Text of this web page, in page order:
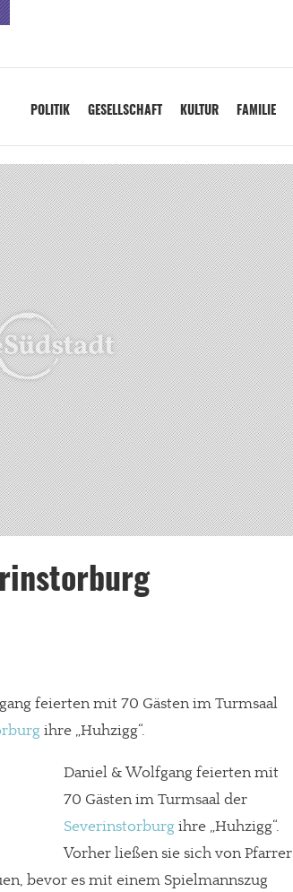
POLITIK GESELLSCHAFT KULTUR FAMILIE
feierten mit 70 Gästen im Turmsaal
ihre „Huhzigg“.
Daniel & Wolfgang feierten mit
70 Gästen im Turmsaal der
Severinstorburg ihre „Huhzigg“.
Vorher ließen sie sich von Pfarrer
bevor es mit einem Spielmannszug